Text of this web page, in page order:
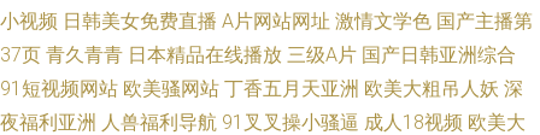
小视频 日韩美女免费直播 A片网站网址 激情文学色 国产主播第
37页 青久青青 日本精品在线播放 三级A片 国产日韩亚洲综合
91短视频网站 欧美骚网站 丁香五月天亚洲 欧美大粗吊人妖 深
夜福利亚洲 人兽福利导航 91叉叉操小骚逼 成人18视频 欧美大